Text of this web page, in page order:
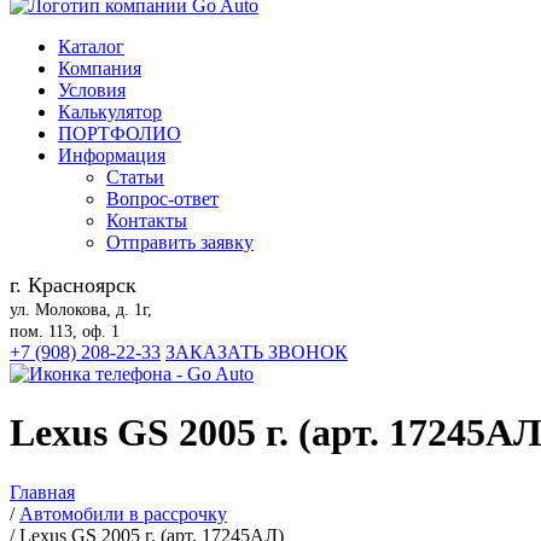
Каталог
Компания
Условия
Калькулятор
ПОРТФОЛИО
Информация
Статьи
Вопрос-ответ
Контакты
Отправить заявку
г. Красноярск
ул. Молокова, д. 1г,
пом. 113, оф. 1
+7 (908) 208-22-33 ЗАКАЗАТЬ ЗВОНОК
Lexus GS 2005 г. (арт.
Главная
/ Автомобили в рассрочку
/Lexus GS 2005 г. (арт. 17245АЛ)